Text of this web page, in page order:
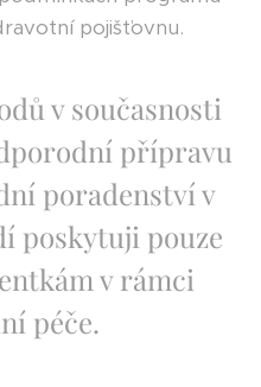
pojišťovnu.
v současnosti
přípravu
poradenství v
poskytuji pouze
v rámci
péče.